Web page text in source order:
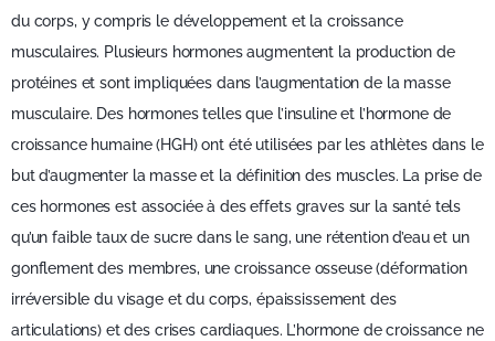
du corps, y compris le développement et la croissance
musculaires. Plusieurs hormones augmentent la production de
protéines et sont impliquées dans l’augmentation de la masse
musculaire. Des hormones telles que l’insuline et l’hormone de
croissance humaine (HGH) ont été utilisées par les athlètes dans le
but d’augmenter la masse et la définition des muscles. La prise de
ces hormones est associée à des effets graves sur la santé tels
qu’un faible taux de sucre dans le sang, une rétention d’eau et un
gonflement des membres, une croissance osseuse (déformation
irréversible du visage et du corps, épaississement des
articulations) et des crises cardiaques. L’hormone de croissance ne